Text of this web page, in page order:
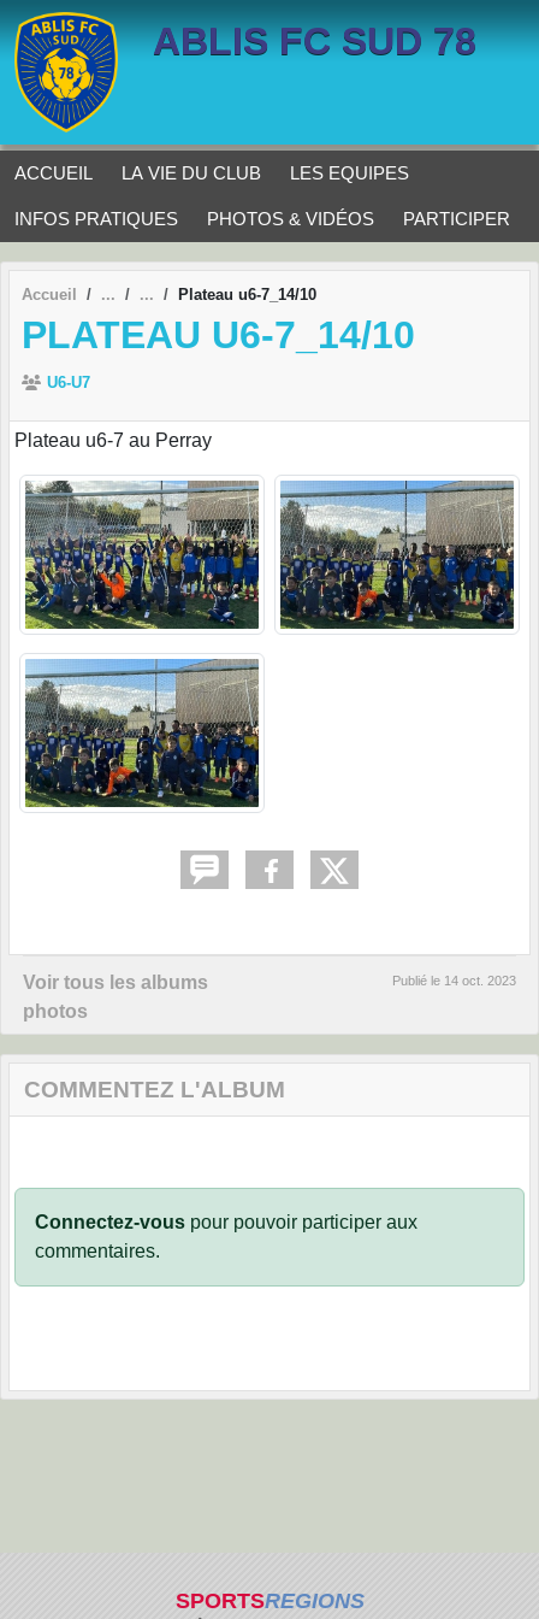
ABLIS FC SUD 78
ACCUEIL LA VIE DU CLUB LES EQUIPES
INFOS PRATIQUES PHOTOS & VIDÉOS PARTICIPER
Accueil Plateau u6-7_14/10
PLATEAU U6-7_14/10
U6-U7
Plateau u6-7 au Perray
Voir tous les albums
photos
Publié le 14 oct. 2023
COMMENTEZ L'ALBUM
Connectez-vous pour pouvoir participer aux
commentaires.
SPORTSREGIONS
Panneau de gestion des cookies